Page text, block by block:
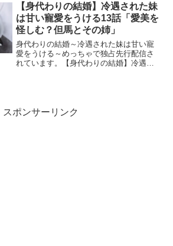
【身代わりの結婚】冷遇された妹
は甘い寵愛をうける13話「愛美を
怪しむ？但馬とその姉」
身代わりの結婚～冷遇された妹は甘い寵
愛をうける～めっちゃで独占先行配信さ
れています。【身代わりの結婚】冷遇さ
スポンサーリンク